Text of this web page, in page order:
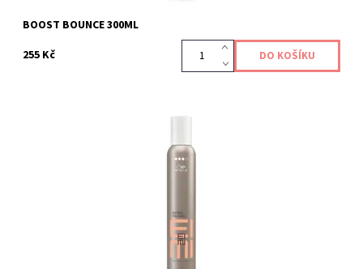
BOOST BOUNCE 300ML
255 Kč